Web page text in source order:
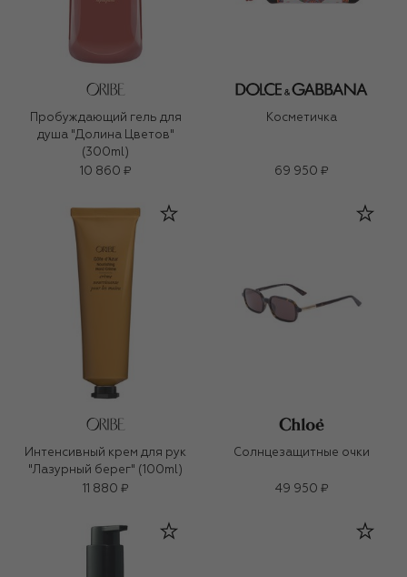
Пробуждающий гель для
душа "Долина Цветов"
(300ml)
10 860 ₽
Косметичка
69 950 ₽
Интенсивный крем для рук
"Лазурный берег" (100ml)
11 880 ₽
Солнцезащитные очки
49 950 ₽